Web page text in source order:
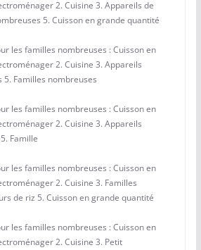
2. Cuisine 3. Appareils de
5. Cuisson en grande quantité
les familles nombreuses : Cuisson en
2. Cuisine 3. Appareils
Familles nombreuses
les familles nombreuses : Cuisson en
2. Cuisine 3. Appareils
Famille
les familles nombreuses : Cuisson en
2. Cuisine 3. Familles
de riz 5. Cuisson en grande quantité
les familles nombreuses : Cuisson en
2. Cuisine 3. Petit